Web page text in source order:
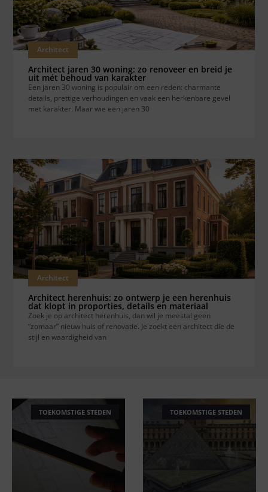
Architect
Architect jaren 30 woning: zo renoveer en breid je
uit mét behoud van karakter
Een jaren 30 woning is populair om een reden: charmante
details, prettige verhoudingen en vaak een herkenbare gevel
met karakter. Maar wie een jaren 30
Architect
Architect herenhuis: zo ontwerp je een herenhuis
dat klopt in proporties, details en materiaal
Zoek je op architect herenhuis, dan wil je meestal geen
“zomaar” nieuw huis of renovatie. Je zoekt een architect die de
stijl en waardigheid van
TOEKOMSTIGE STEDEN TOEKOMSTIGE STEDEN